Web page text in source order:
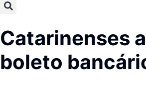
Catarinenses
boleto